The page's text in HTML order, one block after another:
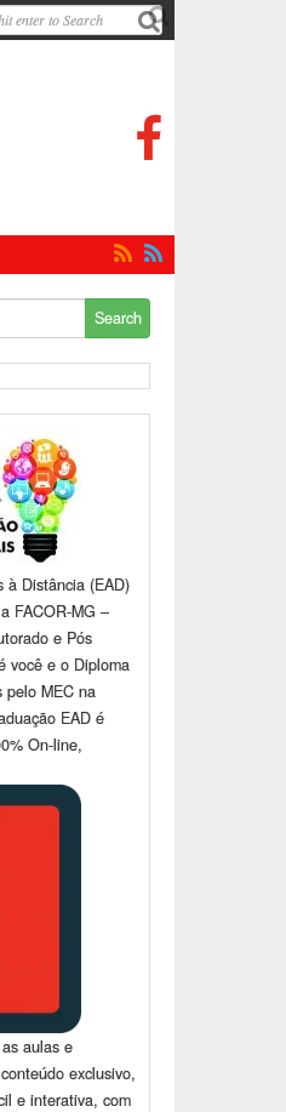


 
à Distância (EAD)
FACOR-MG –
e Pós
você e o Diploma
pelo MEC na
EAD é
On-line,
aulas e
exclusivo,
e interativa, com